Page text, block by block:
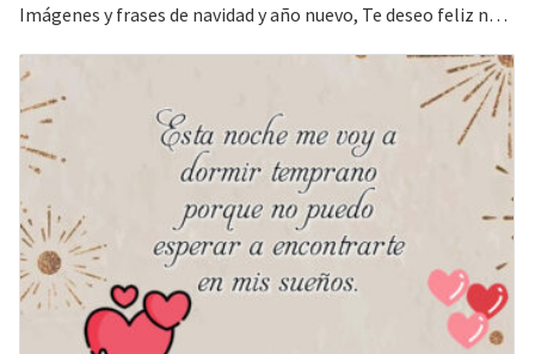
Imágenes y frases de navidad y año nuevo, Te deseo feliz navidad y año nuevo.